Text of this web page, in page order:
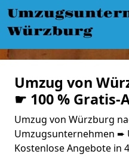
Würzburg
Umzug von
☛ 100 % Gratis-
Umzug von Würzburg
Umzugsunternehmen ➨
Kostenlose Angebote in